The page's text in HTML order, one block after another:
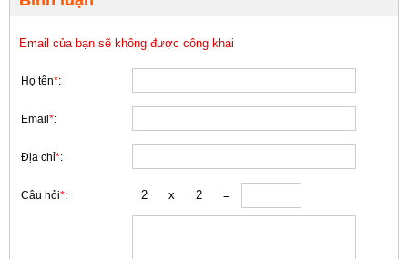
Email của bạn sẽ không được công khai
Họ tên*:
Email*:
Địa chỉ*:
Câu hỏi*: